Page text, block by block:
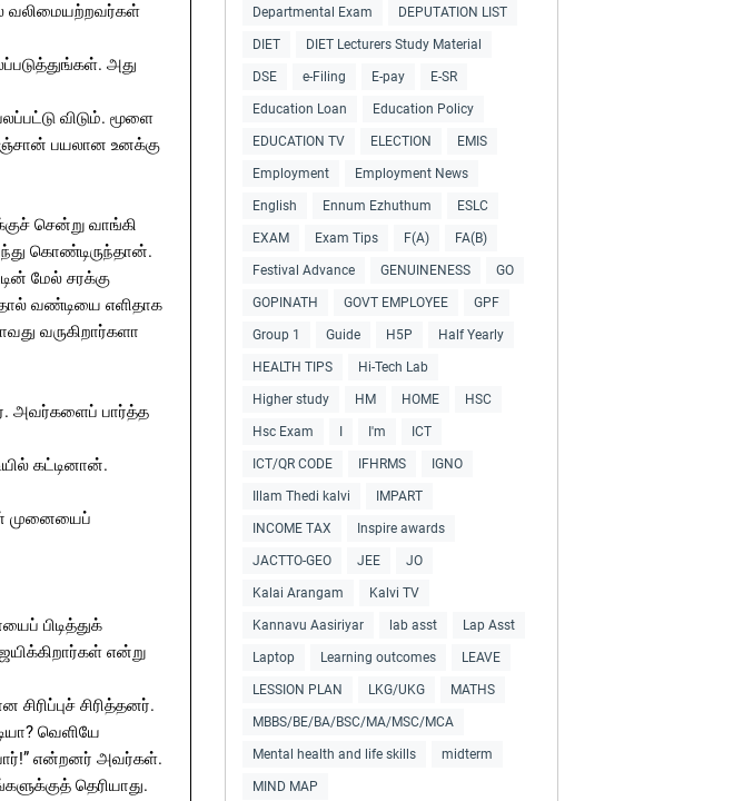
வலிமையற்றவர்கள்
அது
விடும். மூளை
பயலான உனக்கு
சென்று வாங்கி
கொண்டிருந்தான்.
மேல் சரக்கு
வண்டியை எளிதாக
வருகிறார்களா
அவர்களைப் பார்த்த
கட்டினான்.
முனையைப்
பிடித்துக்
என்று
சிரித்தனர்.
வெளியே
என்றனர் அவர்கள்.
தெரியாது.
Departmental Exam DEPUTATION LIST
DIET DIET Lecturers Study Material
DSE e-Filing E-pay E-SR
Education Loan Education Policy
EDUCATION TV ELECTION EMIS
Employment Employment News
English Ennum Ezhuthum ESLC
EXAM Exam Tips F(A) FA(B)
Festival Advance GENUINENESS GO
GOPINATH GOVT EMPLOYEE GPF
Group 1 Guide H5P Half Yearly
HEALTH TIPS Hi-Tech Lab
Higher study HM HOME HSC
Hsc Exam I'm ICT
ICT/QR CODE IFHRMS IGNO
Illam Thedi kalvi IMPART
INCOME TAX Inspire awards
JACTTO-GEO JEE JO
Kalai Arangam Kalvi TV
Kannavu Aasiriyar lab asst Lap Asst
Laptop Learning outcomes LEAVE
LESSION PLAN LKG/UKG MATHS
MBBS/BE/BA/BSC/MA/MSC/MCA
Mental health and life skills midterm
MIND MAP